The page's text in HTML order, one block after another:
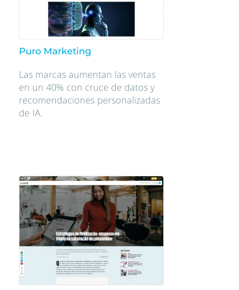
Puro Marketing
Las marcas aumentan las ventas
en un 40% con cruce de datos y
recomendaciones personalizadas
de IA.